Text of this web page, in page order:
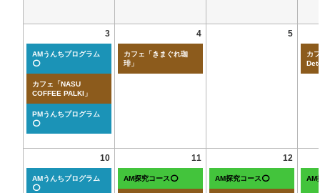
3
AMうんちプログラム
⭕
カフェ「NASU
COFFEE PALKI」
PMうんちプログラム
⭕
4
カフェ「きまぐれ珈
琲」
5
カ
10
AMうんちプログラム
⭕
11
AM探究コース⭕
12
AM探究コース⭕ AM